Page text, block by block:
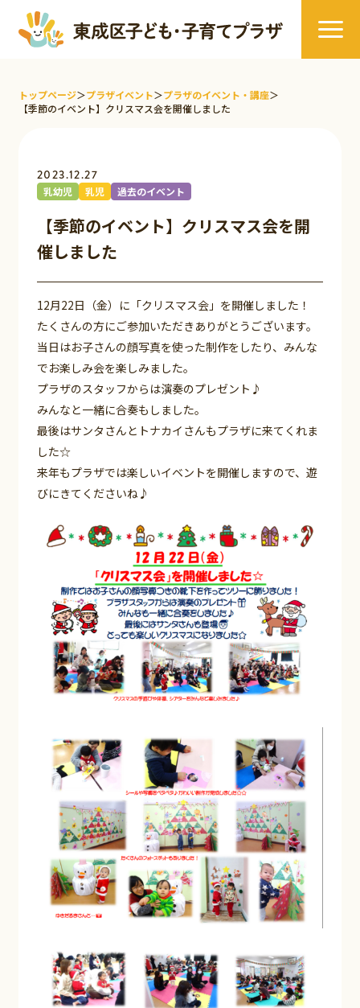
トップページ＞プラザイベント＞プラザのイベント・講座＞
【季節のイベント】クリスマス会を開催しました
2023.12.27
乳幼児 乳児 過去のイベント
【季節のイベント】クリスマス会を開
催しました
12月22日（金）に「クリスマス会」を開催しました！
たくさんの方にご参加いただきありがとうございます。
当日はお子さんの顔写真を使った制作をしたり、みんな
でお楽しみ会を楽しみました。
プラザのスタッフからは演奏のプレゼント♪
みんなと一緒に合奏もしました。
最後はサンタさんとトナカイさんもプラザに来てくれま
した☆
来年もプラザでは楽しいイベントを開催しますので、遊
びにきてくださいね♪